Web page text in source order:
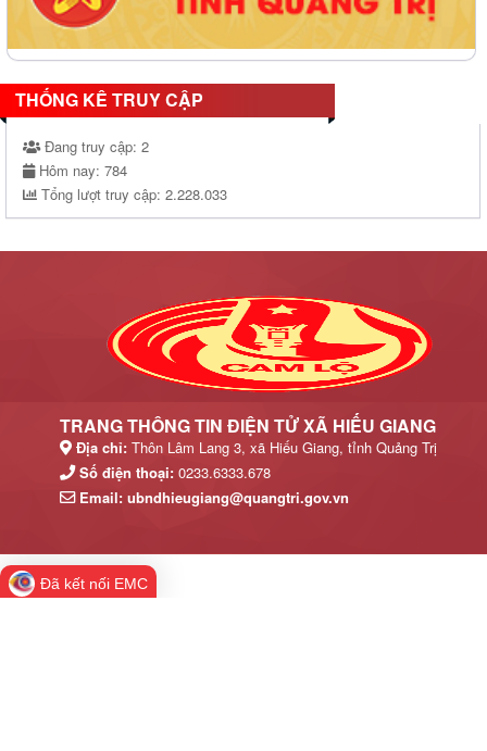
THỐNG KÊ TRUY CẬP
Đang truy cập: 2
Hôm nay: 784
Tổng lượt truy cập: 2.228.033
TRANG THÔNG TIN ĐIỆN TỬ XÃ HIẾU GIANG
Địa chỉ: Thôn Lâm Lang 3, xã Hiếu Giang, tỉnh Quảng Trị
Số điện thoại: 0233.6333.678
Email: ubndhieugiang@quangtri.gov.vn
Đã kết nối EMC